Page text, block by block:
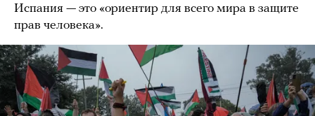
Испания — это «ориентир для всего мира в защите
прав человека».